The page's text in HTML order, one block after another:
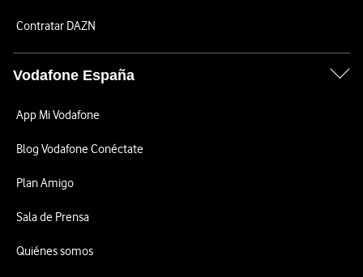
Contratar DAZN
Vodafone España
App Mi Vodafone
Blog Vodafone Conéctate
Plan Amigo
Sala de Prensa
Quiénes somos